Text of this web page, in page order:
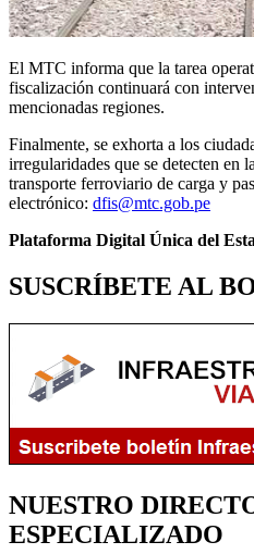
El MTC informa que la tarea
fiscalización continuará con
mencionadas regiones.
Finalmente, se exhorta a los
irregularidades que se detecten en
transporte ferroviario de carga y
electrónico: dfis@mtc.gob.pe
Plataforma Digital Única del
SUSCRÍBETE AL
NUESTRO
ESPECIALIZADO